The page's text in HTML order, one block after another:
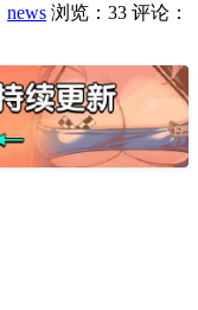
news 浏览：33 评论：